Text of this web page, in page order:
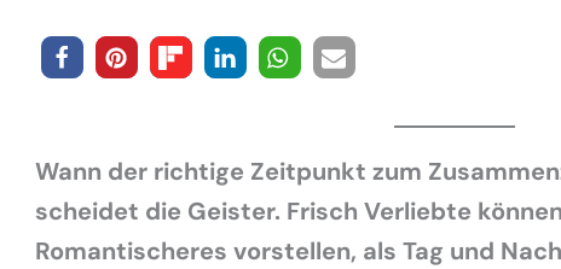
Wann der richtige Zeitpunkt zum
scheidet die Geister. Frisch Verliebte
Romantischeres vorstellen, als Tag und